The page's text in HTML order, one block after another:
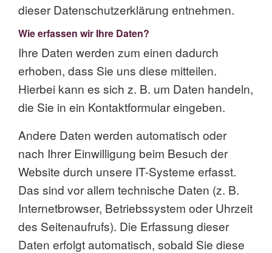
dieser Datenschutzerklärung entnehmen.
Wie erfassen wir Ihre Daten?
Ihre Daten werden zum einen dadurch
erhoben, dass Sie uns diese mitteilen.
Hierbei kann es sich z. B. um Daten handeln,
die Sie in ein Kontaktformular eingeben.
Andere Daten werden automatisch oder
nach Ihrer Einwilligung beim Besuch der
Website durch unsere IT-Systeme erfasst.
Das sind vor allem technische Daten (z. B.
Internetbrowser, Betriebssystem oder Uhrzeit
des Seitenaufrufs). Die Erfassung dieser
Daten erfolgt automatisch, sobald Sie diese